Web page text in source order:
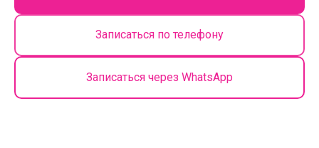
Записаться по телефону
Записаться через WhatsApp